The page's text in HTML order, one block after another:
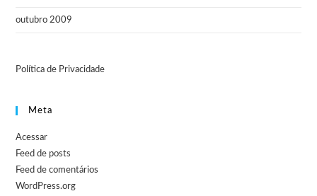
outubro 2009
Política de Privacidade
Meta
Acessar
Feed de posts
Feed de comentários
WordPress.org